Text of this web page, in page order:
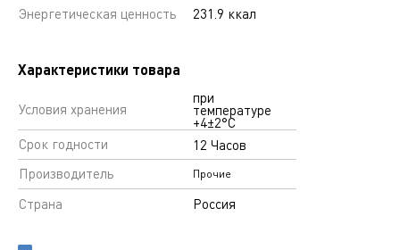
Энергетическая ценность
231.9 ккал
Характеристики товара
Условия хранения
при
температуре
+4±2°С
Срок годности
12 Часов
Производитель
Прочие
Страна Россия